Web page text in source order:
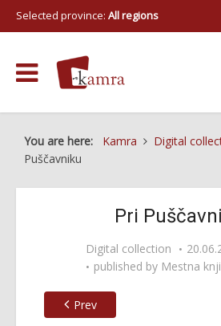
Selected province: All regions
You are here: Kamra Digital
Puščavniku
Pri
Digital collection
published by Mestna
Prev